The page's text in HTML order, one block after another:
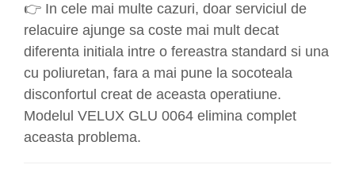
👉 In cele mai multe cazuri, doar serviciul de
relacuire ajunge sa coste mai mult decat
diferenta initiala intre o fereastra standard si una
cu poliuretan, fara a mai pune la socoteala
disconfortul creat de aceasta operatiune.
Modelul VELUX GLU 0064 elimina complet
aceasta problema.